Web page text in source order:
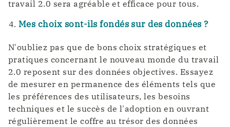
travail 2.0 sera agréable et efficace pour tous.
Mes choix sont-ils fondés sur des données ?
N'oubliez pas que de bons choix stratégiques et
pratiques concernant le nouveau monde du travail
2.0 reposent sur des données objectives. Essayez
de mesurer en permanence des éléments tels que
les préférences des utilisateurs, les besoins
techniques et le succès de l'adoption en ouvrant
régulièrement le coffre au trésor des données